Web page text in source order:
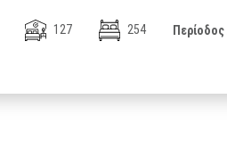
127
254 Περίοδος